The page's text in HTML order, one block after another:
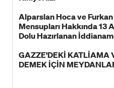
Alparslan Hoca ve
Mensupları Hakkında 13
Dolu Hazırlanan
GAZZE'DEKİ KATLİAMA
DEMEK İÇİN